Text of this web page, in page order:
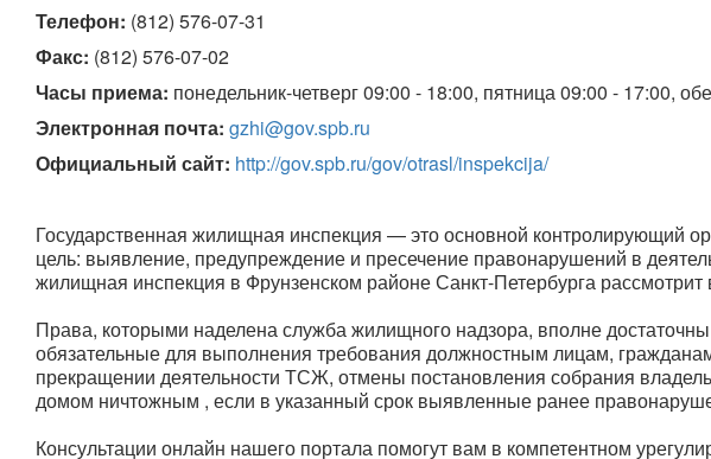
Телефон: (812) 576-07-31
Факс: (812) 576-07-02
Часы приема: понедельник-четверг 09:00 - 18:00, пятница 09:00 - 17:00,
Электронная почта: gzhi@gov.spb.ru
Официальный сайт: http://gov.spb.ru/gov/otrasl/inspekcija/
Государственная жилищная инспекция — это основной контролирующий
цель: выявление, предупреждение и пресечение правонарушений в
жилищная инспекция в Фрунзенском районе Санкт-Петербурга
Права, которыми наделена служба жилищного надзора, вполне
обязательные для выполнения требования должностным лицам,
прекращении деятельности ТСЖ, отмены постановления собрания
домом ничтожным , если в указанный срок выявленные ранее
Консультации онлайн нашего портала помогут вам в компетентном